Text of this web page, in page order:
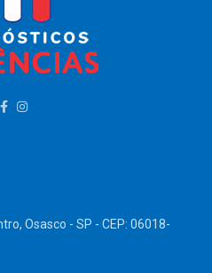
Osasco - SP - CEP: 06018-